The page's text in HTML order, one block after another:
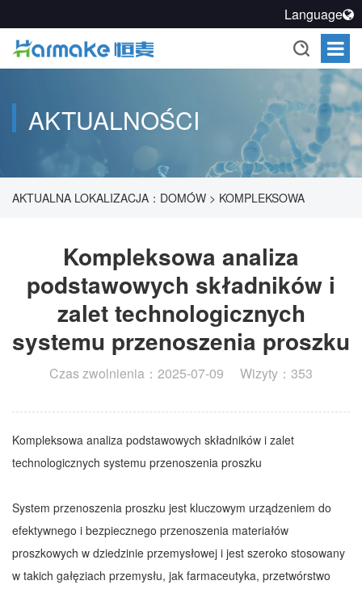
AKTUALNOŚCI
AKTUALNA LOKALIZACJA： DOMÓW > KOMPLEKSOWA
TECHNOLOGICZNYCH SYSTEMU PRZENOSZENIA PROSZKU
Kompleksowa analiza
podstawowych składników i
zalet technologicznych
systemu przenoszenia proszku
Czas zwolnienia：2025-07-09 Wizyty：353
Kompleksowa analiza podstawowych składników i zalet
technologicznych systemu przenoszenia proszku
System przenoszenia proszku jest kluczowym urządzeniem do
efektywnego i bezpiecznego przenoszenia materiałów
proszkowych w dziedzinie przemysłowej i jest szeroko stosowany
w takich gałęziach przemysłu, jak farmaceutyka, przetwórstwo
Language